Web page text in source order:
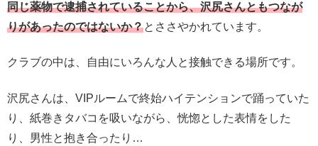
同じ薬物で逮捕されていることから、沢尻さんともつなが
りがあったのではないか？とささやかれています。
クラブの中は、自由にいろんな人と接触できる場所です。
沢尻さんは、VIPルームで終始ハイテンションで踊っていた
り、紙巻きタバコを吸いながら、恍惚とした表情をした
り、男性と抱き合ったり…